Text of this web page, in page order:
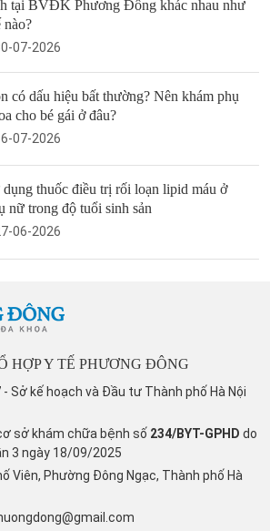
tại BVĐK Phương Đông khác nhau như
nào?
07-2026
có dấu hiệu bất thường? Nên khám phụ
cho bé gái ở đâu?
07-2026
dụng thuốc điều trị rối loạn lipid máu ở
nữ trong độ tuổi sinh sản
06-2026
HỢP Y TẾ PHƯƠNG ĐÔNG
- Sở kế hoạch và Đầu tư Thành phố Hà Nội
sở khám chữa bệnh số 234/BYT-GPHD do
3 ngày 18/09/2025
Viên, Phường Đông Ngạc, Thành phố Hà